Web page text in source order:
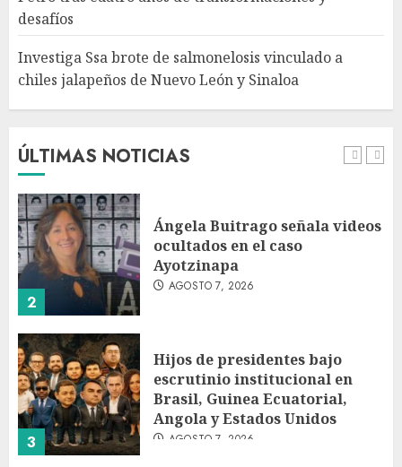
desafíos
Investiga Ssa brote de salmonelosis vinculado a
chiles jalapeños de Nuevo León y Sinaloa
ÚLTIMAS NOTICIAS
5
1
Charlotte FC vs Atlas: Fecha,
AGOSTO 7, 2026
2
Ángela Buitrago señala videos
ocultados en el caso
Ayotzinapa
AGOSTO 7, 2026
3
Hijos de presidentes bajo
escrutinio institucional en
Brasil, Guinea Ecuatorial,
Angola y Estados Unidos
AGOSTO 7, 2026